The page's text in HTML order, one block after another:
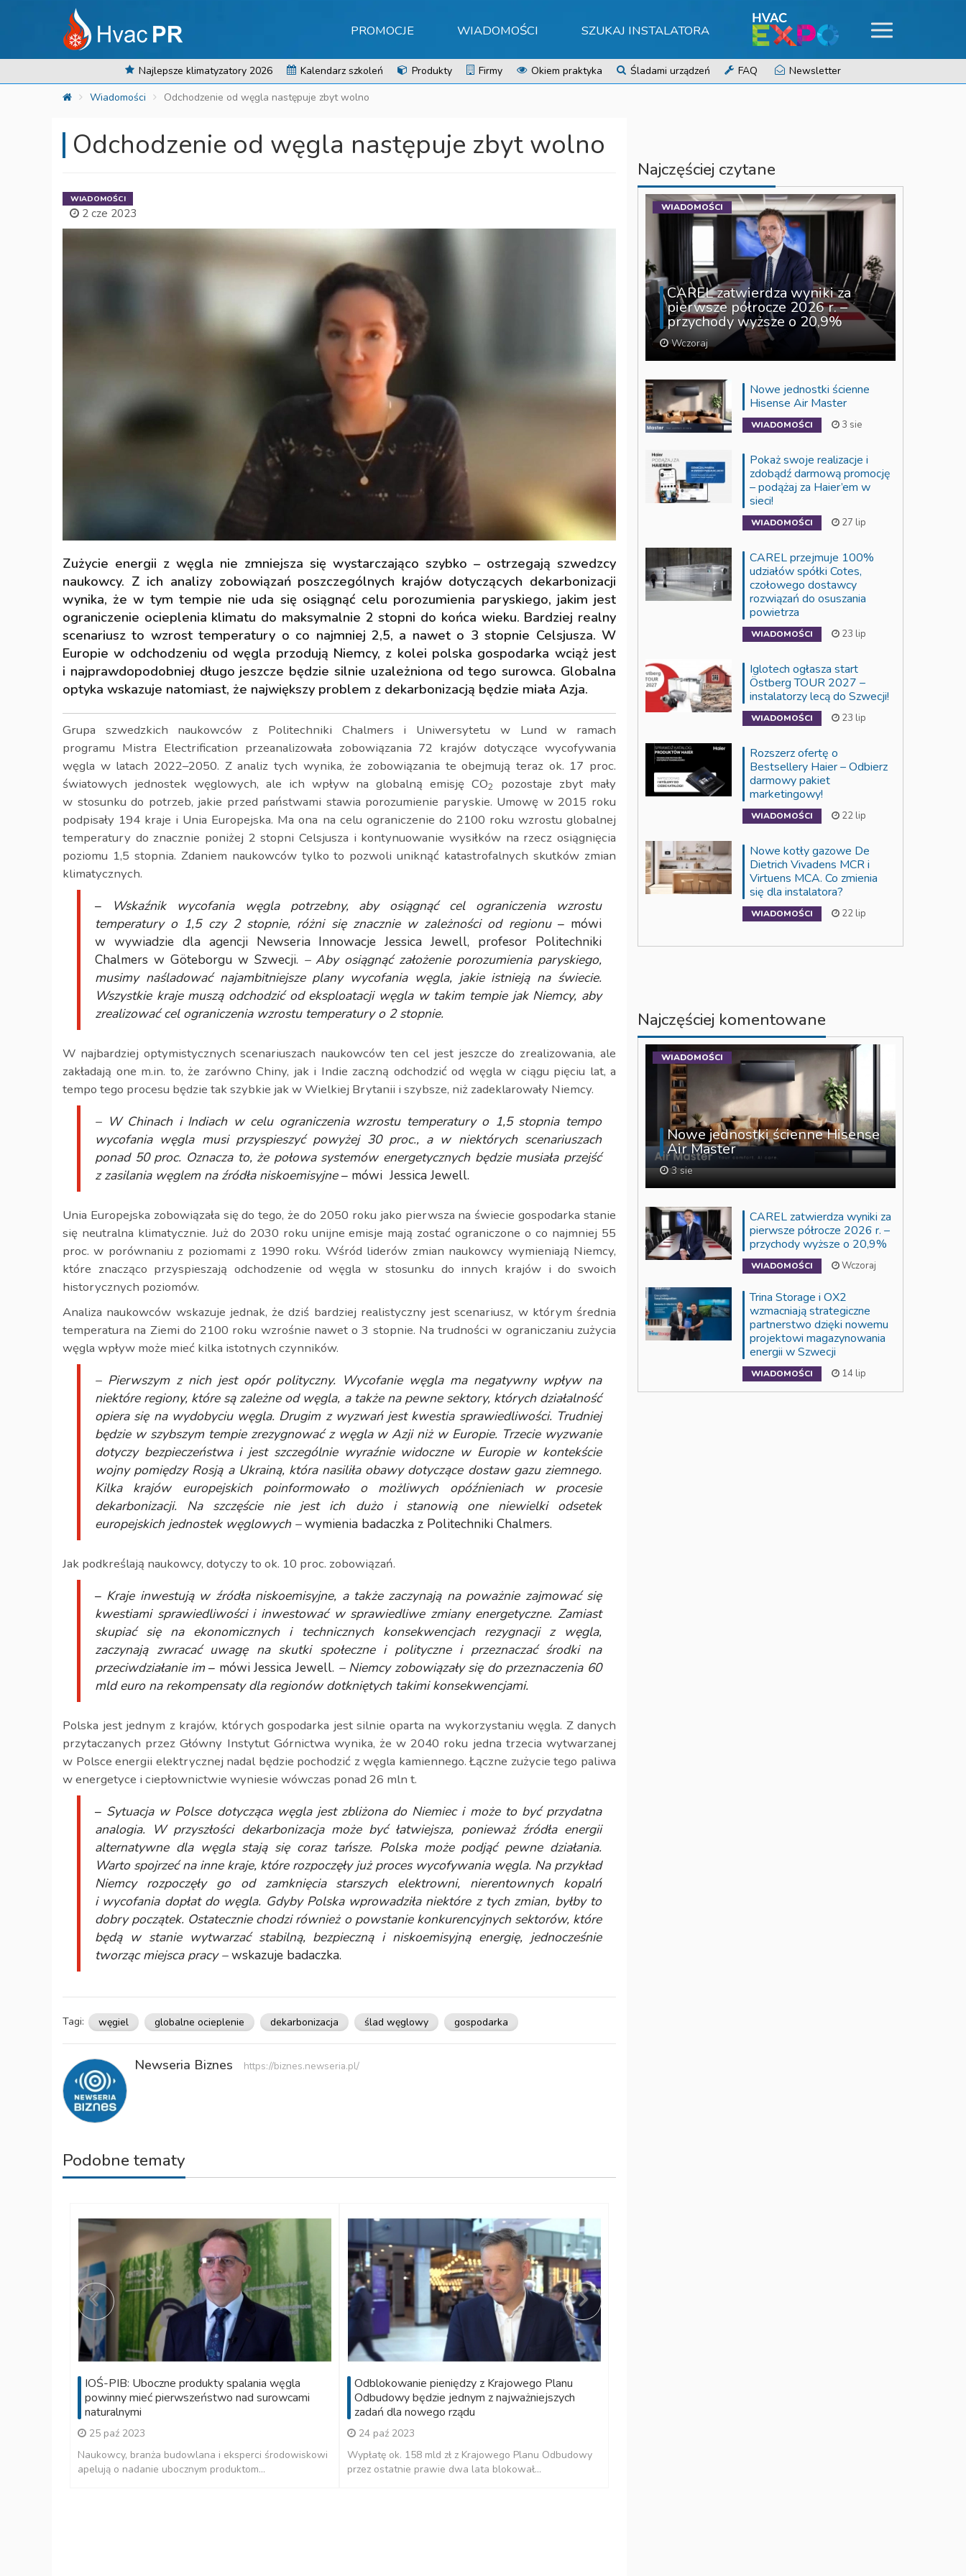
PROMOCJE WIADOMOŚCI SZUKAJ INSTALATORA
Najlepsze klimatyzatory 2026 Kalendarz szkoleń Produkty Firmy Okiem praktyka Śladami urządzeń FAQ
Newsletter
Wiadomości
Odchodzenie od węgla następuje zbyt wolno
Odchodzenie od węgla następuje zbyt wolno
WIADOMOŚCI
2 cze 2023
Zużycie energii z węgla nie zmniejsza się wystarczająco szybko – ostrzegają szwedzcy
naukowcy. Z ich analizy zobowiązań poszczególnych krajów dotyczących dekarbonizacji
wynika, że w tym tempie nie uda się osiągnąć celu porozumienia paryskiego, jakim jest
ograniczenie ocieplenia klimatu do maksymalnie 2 stopni do końca wieku. Bardziej realny
scenariusz to wzrost temperatury o co najmniej 2,5, a nawet o 3 stopnie Celsjusza. W
Europie w odchodzeniu od węgla przodują Niemcy, z kolei polska gospodarka wciąż jest
i najprawdopodobniej długo jeszcze będzie silnie uzależniona od tego surowca. Globalna
optyka wskazuje natomiast, że największy problem z dekarbonizacją będzie miała Azja.
Grupa szwedzkich naukowców z Politechniki Chalmers i Uniwersytetu w Lund w ramach
programu Mistra Electrification przeanalizowała zobowiązania 72 krajów dotyczące wycofywania
węgla w latach 2022–2050. Z analiz tych wynika, że zobowiązania te obejmują teraz ok. 17 proc.
światowych jednostek węglowych, ale ich wpływ na globalną emisję CO2
pozostaje zbyt mały
w stosunku do potrzeb, jakie przed państwami stawia porozumienie paryskie. Umowę w 2015 roku
podpisały 194 kraje i Unia Europejska. Ma ona na celu ograniczenie do 2100 roku wzrostu globalnej
temperatury do znacznie poniżej 2 stopni Celsjusza i kontynuowanie wysiłków na rzecz osiągnięcia
poziomu 1,5 stopnia. Zdaniem naukowców tylko to pozwoli uniknąć katastrofalnych skutków zmian
klimatycznych.
–
Wskaźnik wycofania węgla potrzebny, aby osiągnąć cel ograniczenia wzrostu
temperatury o 1,5 czy 2 stopnie, różni się znacznie w zależności od regionu– mówi
w wywiadzie dla agencji Newseria Innowacje Jessica Jewell, profesor Politechniki
Chalmers w Göteborgu w Szwecji. – Aby osiągnąć założenie porozumienia paryskiego,
musimy naśladować najambitniejsze plany wycofania węgla, jakie istnieją na świecie.
Wszystkie kraje muszą odchodzić od eksploatacji węgla w takim tempie jak Niemcy, aby
zrealizować cel ograniczenia wzrostu temperatury o 2 stopnie.
W najbardziej optymistycznych scenariuszach naukowców ten cel jest jeszcze do zrealizowania, ale
zakładają one m.in. to, że zarówno Chiny, jak i Indie zaczną odchodzić od węgla w ciągu pięciu lat, a
tempo tego procesu będzie tak szybkie jak w Wielkiej Brytanii i szybsze, niż zadeklarowały Niemcy.
– W Chinach i Indiach w celu ograniczenia wzrostu temperatury o 1,5 stopnia tempo
wycofania węgla musi przyspieszyć powyżej 30 proc., a w niektórych scenariuszach
ponad 50 proc. Oznacza to, że połowa systemów energetycznych będzie musiała przejść
z zasilania węglem na źródła niskoemisyjne– mówi Jessica Jewell.
Unia Europejska zobowiązała się do tego, że do 2050 roku jako pierwsza na świecie gospodarka stanie
się neutralna klimatycznie. Już do 2030 roku unijne emisje mają zostać ograniczone o co najmniej 55
proc. w porównaniu z poziomami z 1990 roku. Wśród liderów zmian naukowcy wymieniają Niemcy,
które znacząco przyspieszają odchodzenie od węgla w stosunku do innych krajów i do swoich
historycznych poziomów.
Analiza naukowców wskazuje jednak, że dziś bardziej realistyczny jest scenariusz, w którym średnia
temperatura na Ziemi do 2100 roku wzrośnie nawet o 3 stopnie. Na trudności w ograniczaniu zużycia
węgla wpływ może mieć kilka istotnych czynników.
– Pierwszym z nich jest opór polityczny. Wycofanie węgla ma negatywny wpływ na
niektóre regiony, które są zależne od węgla, a także na pewne sektory, których działalność
opiera się na wydobyciu węgla. Drugim z wyzwań jest kwestia sprawiedliwości. Trudniej
będzie w szybszym tempie zrezygnować z węgla w Azji niż w Europie. Trzecie wyzwanie
dotyczy bezpieczeństwa i jest szczególnie wyraźnie widoczne w Europie w kontekście
wojny pomiędzy Rosją a Ukrainą, która nasiliła obawy dotyczące dostaw gazu ziemnego.
Kilka krajów europejskich poinformowało o możliwych opóźnieniach w procesie
dekarbonizacji. Na szczęście nie jest ich dużo i stanowią one niewielki odsetek
europejskich jednostek węglowych –wymienia badaczka z Politechniki Chalmers.
Jak podkreślają naukowcy, dotyczy to ok. 10 proc. zobowiązań.
– Kraje inwestują w źródła niskoemisyjne, a także zaczynają na poważnie zajmować się
kwestiami sprawiedliwości i inwestować w sprawiedliwe zmiany energetyczne. Zamiast
skupiać się na ekonomicznych i technicznych konsekwencjach rezygnacji z węgla,
zaczynają zwracać uwagę na skutki społeczne i polityczne i przeznaczać środki na
przeciwdziałanie im– mówi Jessica Jewell. – Niemcy zobowiązały się do przeznaczenia 60
mld euro na rekompensaty dla regionów dotkniętych takimi konsekwencjami.
Polska jest jednym z krajów, których gospodarka jest silnie oparta na wykorzystaniu węgla. Z danych
przytaczanych przez Główny Instytut Górnictwa wynika, że w 2040 roku jedna trzecia wytwarzanej
w Polsce energii elektrycznej nadal będzie pochodzić z węgla kamiennego. Łączne zużycie tego paliwa
w energetyce i ciepłownictwie wyniesie wówczas ponad 26 mln t.
– Sytuacja w Polsce dotycząca węgla jest zbliżona do Niemiec i może to być przydatna
analogia. W przyszłości dekarbonizacja może być łatwiejsza, ponieważ źródła energii
alternatywne dla węgla stają się coraz tańsze. Polska może podjąć pewne działania.
Warto spojrzeć na inne kraje, które rozpoczęły już proces wycofywania węgla. Na przykład
Niemcy rozpoczęły go od zamknięcia starszych elektrowni, nierentownych kopalń
i wycofania dopłat do węgla. Gdyby Polska wprowadziła niektóre z tych zmian, byłby to
dobry początek. Ostatecznie chodzi również o powstanie konkurencyjnych sektorów, które
będą w stanie wytwarzać stabilną, bezpieczną i niskoemisyjną energię, jednocześnie
tworząc miejsca pracy –wskazuje badaczka.
Tagi: węgiel globalne ocieplenie dekarbonizacja ślad węglowy gospodarka
Newseria Biznes https://biznes.newseria.pl/
Podobne tematy
IOŚ-PIB: Uboczne produkty spalania węgla
powinny mieć pierwszeństwo nad surowcami
naturalnymi
25 paź 2023
Naukowcy, branża budowlana i eksperci środowiskowi
apelują o nadanie ubocznym produktom...
Odblokowanie pieniędzy z Krajowego Planu
Odbudowy będzie jednym z najważniejszych
zadań dla nowego rządu
24 paź 2023
Wypłatę ok. 158 mld zł z Krajowego Planu Odbudowy
przez ostatnie prawie dwa lata blokował...
Najczęściej czytane
CAREL zatwierdza wyniki za
pierwsze półrocze 2026 r. –
przychody wyższe o 20,9%
Wczoraj
WIADOMOŚCI
Nowe jednostki ścienne
Hisense Air Master
WIADOMOŚCI 3 sie
Pokaż swoje realizacje i
zdobądź darmową promocję
– podążaj za Haier’em w
sieci!
WIADOMOŚCI 27 lip
CAREL przejmuje 100%
udziałów spółki Cotes,
czołowego dostawcy
rozwiązań do osuszania
powietrza
WIADOMOŚCI 23 lip
Iglotech ogłasza start
Östberg TOUR 2027 –
instalatorzy lecą do Szwecji!
WIADOMOŚCI 23 lip
Rozszerz ofertę o
Bestsellery Haier – Odbierz
darmowy pakiet
marketingowy!
WIADOMOŚCI 22 lip
Nowe kotły gazowe De
Dietrich Vivadens MCR i
Virtuens MCA. Co zmienia
się dla instalatora?
WIADOMOŚCI 22 lip
Najczęściej komentowane
Nowe jednostki ścienne Hisense
Air Master
3 sie
WIADOMOŚCI
CAREL zatwierdza wyniki za
pierwsze półrocze 2026 r. –
przychody wyższe o 20,9%
WIADOMOŚCI Wczoraj
Trina Storage i OX2
wzmacniają strategiczne
partnerstwo dzięki nowemu
projektowi magazynowania
energii w Szwecji
WIADOMOŚCI 14 lip